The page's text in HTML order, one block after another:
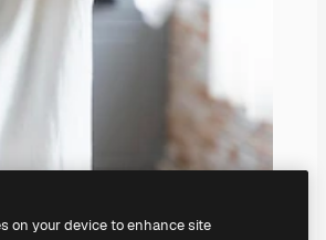
on your device to enhance site